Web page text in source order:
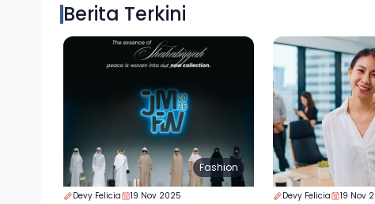
Berita Terkini
Fashion
Devy Felicia 19 Nov 2025 Devy Felicia 19 Nov